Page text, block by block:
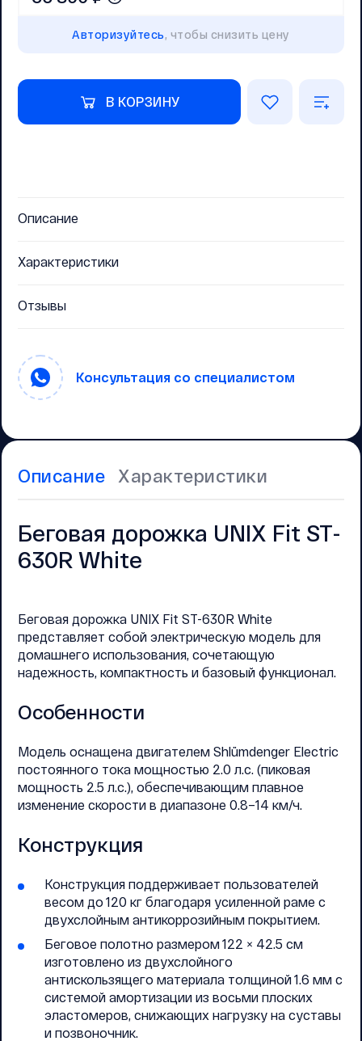
Описание Характеристики
Беговая дорожка UNIX Fit ST-
630R White
Беговая дорожка UNIX Fit ST-630R White
представляет собой электрическую модель для
домашнего использования, сочетающую
надежность, компактность и базовый функционал.
Особенности
Модель оснащена двигателем Shlümdenger Electric
постоянного тока мощностью 2.0 л.с. (пиковая
мощность 2.5 л.с.), обеспечивающим плавное
изменение скорости в диапазоне 0.8–14 км/ч.
Конструкция
Конструкция поддерживает пользователей
весом до 120 кг благодаря усиленной раме с
двухслойным антикоррозийным покрытием.
Беговое полотно размером 122 × 42.5 см
изготовлено из двухслойного
антискользящего материала толщиной 1.6 мм с
системой амортизации из восьми плоских
эластомеров, снижающих нагрузку на суставы
и позвоночник.
Авторизуйтесь, чтобы снизить цену
В КОРЗИНУ
Описание
Характеристики
Отзывы
Консультация со специалистом